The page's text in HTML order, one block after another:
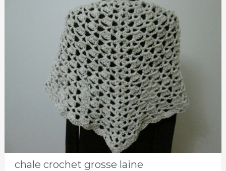
chale crochet grosse laine